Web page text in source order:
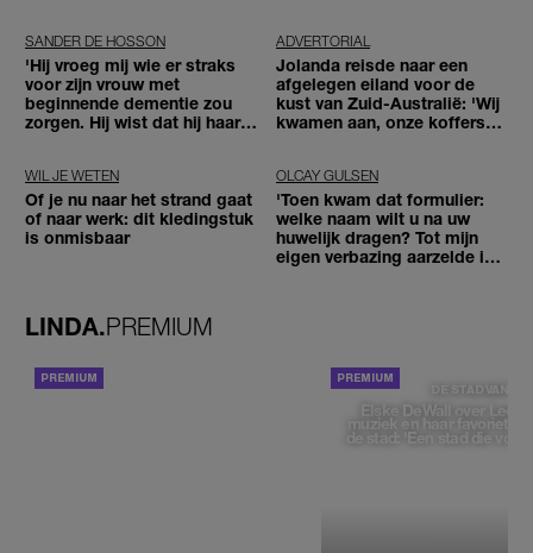
SANDER DE HOSSON
'Hij vroeg mij wie er straks
voor zijn vrouw met
beginnende dementie zou
zorgen. Hij wist dat hij haar
ADVERTORIAL
Jolanda reisde naar een
afgelegen eiland voor de
kust van Zuid-Australië: 'Wij
kwamen aan, onze koffers
WIL JE WETEN
Of je nu naar het strand gaat
of naar werk: dit kledingstuk
is onmisbaar
OLCAY GULSEN
'Toen kwam dat formulier:
welke naam wilt u na uw
huwelijk dragen? Tot mijn
eigen verbazing aarzelde ik
LINDA.PREMIUM
DE STAD VAN
Elske DeWall over
muziek en haar favoriete
de stad: 'Een stad die